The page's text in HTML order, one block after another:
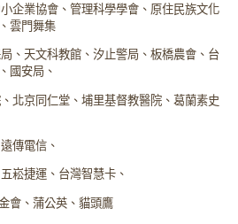
企業協會、管理科學學會、原住民族文化
雲門舞集
、天文科教館、汐止警局、板橋農會、台
國安局、
北京同仁堂、埔里基督教醫院、葛蘭素史
傳電信、
崧捷運、台灣智慧卡、
會、蒲公英、貓頭鷹